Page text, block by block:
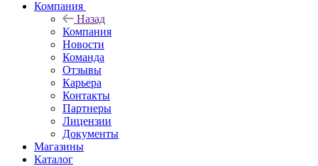
Компания
Назад
Компания
Новости
Команда
Отзывы
Карьера
Контакты
Партнеры
Лицензии
Документы
Магазины
Каталог